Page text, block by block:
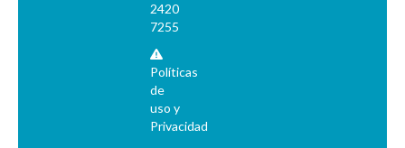
2420
7255
Políticas
de
uso y
Privacidad